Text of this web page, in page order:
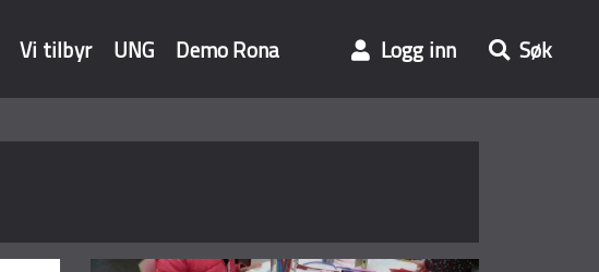
Vi tilbyr UNG Demo Rona Logg inn Søk